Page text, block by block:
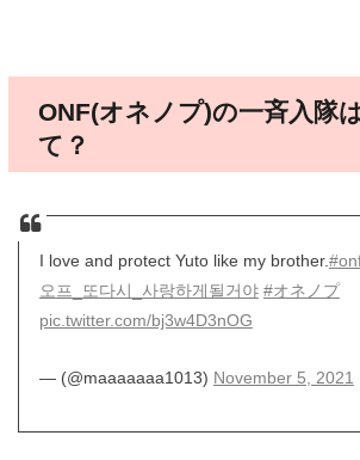
ONF(オネノプ)の一斉入隊
て？
I love and protect Yuto like my brother.
오프_또다시_사랑하게될거야 #オネノプ
pic.twitter.com/bj3w4D3nOG
— (@maaaaaaa1013) November 5, 2021